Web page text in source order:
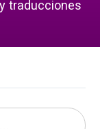
traducciones